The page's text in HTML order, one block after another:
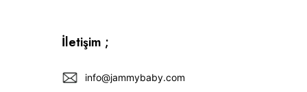
İletişim ;
info@jammybaby.com